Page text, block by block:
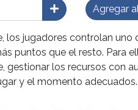
Agregar
los jugadores controlan uno
puntos que el resto. Para
gestionar los recursos con
y el momento adecuados.